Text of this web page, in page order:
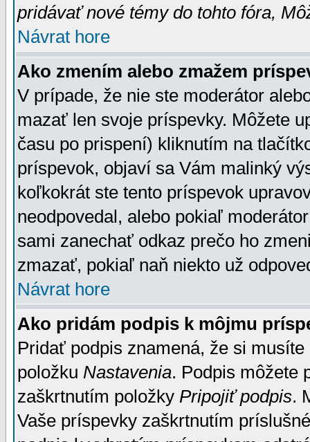
pridávať nové témy do tohto fóra,
Návrat hore
Ako zmením alebo zmažem
V prípade, že nie ste moderátor
mazať len svoje príspevky. Môžete
času po prispení) kliknutím na
príspevok, objaví sa Vám malinký
koľkokrát ste tento príspevok
neodpovedal, alebo pokiaľ
sami zanechať odkaz prečo ho
zmazať, pokiaľ naň niekto už
Návrat hore
Ako pridám podpis k môjmu
Pridať podpis znamená, že si
položku Nastavenia. Podpis môžete
zaškrtnutím položky Pripojiť podpis.
Vaše príspevky zaškrtnutím